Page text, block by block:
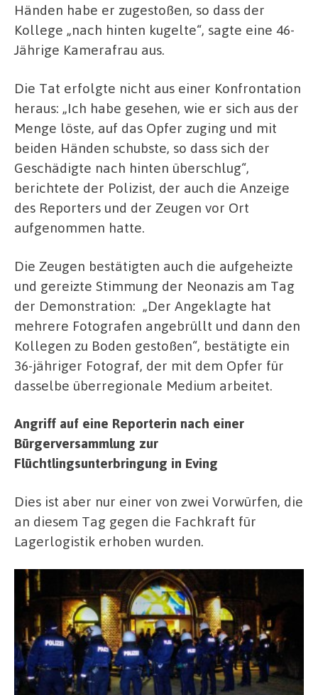
Händen habe er zugestoßen, so dass der
Kollege „nach hinten kugelte“, sagte eine 46-
Jährige Kamerafrau aus.
Die Tat erfolgte nicht aus einer Konfrontation
heraus: „Ich habe gesehen, wie er sich aus der
Menge löste, auf das Opfer zuging und mit
beiden Händen schubste, so dass sich der
Geschädigte nach hinten überschlug“,
berichtete der Polizist, der auch die Anzeige
des Reporters und der Zeugen vor Ort
aufgenommen hatte.
Die Zeugen bestätigten auch die aufgeheizte
und gereizte Stimmung der Neonazis am Tag
der Demonstration: „Der Angeklagte hat
mehrere Fotografen angebrüllt und dann den
Kollegen zu Boden gestoßen“, bestätigte ein
36-jähriger Fotograf, der mit dem Opfer für
dasselbe überregionale Medium arbeitet.
Angriff auf eine Reporterin nach einer
Bürgerversammlung zur
Flüchtlingsunterbringung in Eving
Dies ist aber nur einer von zwei Vorwürfen, die
an diesem Tag gegen die Fachkraft für
Lagerlogistik erhoben wurden.